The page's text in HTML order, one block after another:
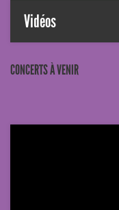
Vidéos
CONCERTS À VENIR